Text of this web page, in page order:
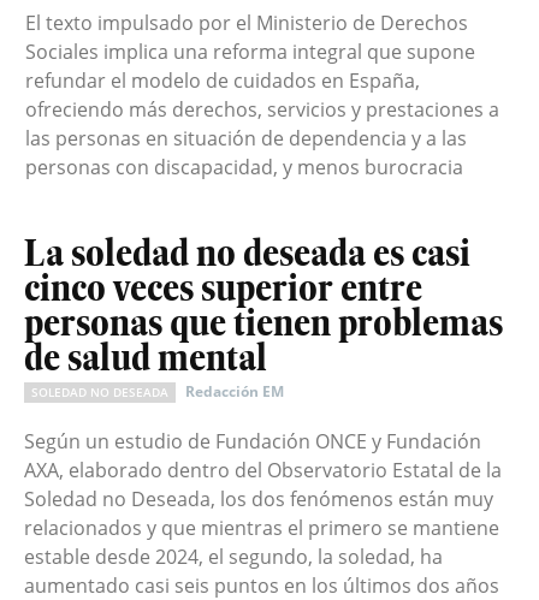
El texto impulsado por el Ministerio de Derechos
Sociales implica una reforma integral que supone
refundar el modelo de cuidados en España,
ofreciendo más derechos, servicios y prestaciones a
las personas en situación de dependencia y a las
personas con discapacidad, y menos burocracia
La soledad no deseada es casi
cinco veces superior entre
personas que tienen problemas
de salud mental
SOLEDAD NO DESEADA Redacción EM
Según un estudio de Fundación ONCE y Fundación
AXA, elaborado dentro del Observatorio Estatal de la
Soledad no Deseada, los dos fenómenos están muy
relacionados y que mientras el primero se mantiene
estable desde 2024, el segundo, la soledad, ha
aumentado casi seis puntos en los últimos dos años